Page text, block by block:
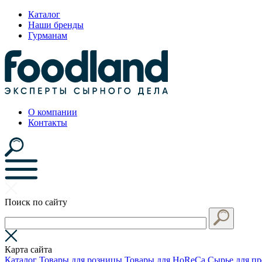
Каталог
Наши бренды
Гурманам
О компании
Контакты
Поиск по сайту
Карта сайта
Каталог Товары для розницы Товары для HoReCa Сырье для